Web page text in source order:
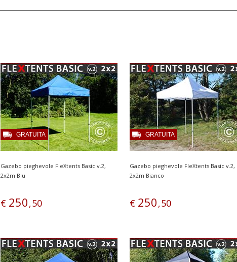
Gazebo pieghevole FleXtents Basic v.2,
2x2m Blu
€ 250,50
GRATUITA
Gazebo pieghevole FleXtents Basic v.2,
2x2m Bianco
€ 250,50
GRATUITA